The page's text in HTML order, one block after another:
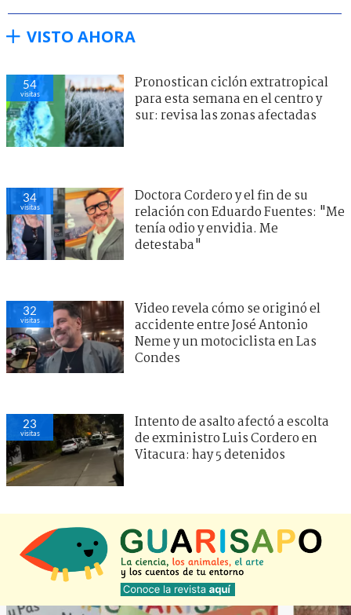
VISTO AHORA
54
visitas
Pronostican ciclón extratropical
para esta semana en el centro y
sur: revisa las zonas afectadas
34
visitas
Doctora Cordero y el fin de su
relación con Eduardo Fuentes: "Me
tenía odio y envidia. Me
detestaba"
32
visitas
Video revela cómo se originó el
accidente entre José Antonio
Neme y un motociclista en Las
Condes
23
visitas
Intento de asalto afectó a escolta
de exministro Luis Cordero en
Vitacura: hay 5 detenidos